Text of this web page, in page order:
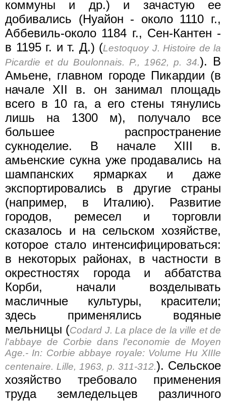
коммуны и др.) и зачастую ее
добивались (Нуайон - около 1110 г.,
Аббевиль-около 1184 г., Сен-Кантен -
в 1195 г. и т. Д.) (Lestoquoy J. Histoire de la
Picardie et du Boulonnais. P., 1962, p. 34.). В
Амьене, главном городе Пикардии (в
начале XII в. он занимал площадь
всего в 10 га, а его стены тянулись
лишь на 1300 м), получало все
большее распространение
сукноделие. В начале XIII в.
амьенские сукна уже продавались на
шампанских ярмарках и даже
экспортировались в другие страны
(например, в Италию). Развитие
городов, ремесел и торговли
сказалось и на сельском хозяйстве,
которое стало интенсифицироваться:
в некоторых районах, в частности в
окрестностях города и аббатства
Корби, начали возделывать
масличные культуры, красители;
здесь применялись водяные
мельницы (Codard J. La place de la ville et de
l'abbaye de Corbie dans l'economie de Moyen
Age.- In: Corbie abbaye royale: Volume Hu XIIIе
centenaire. Lille, 1963, p. 311-312.). Сельское
хозяйство требовало применения
труда земледельцев различного